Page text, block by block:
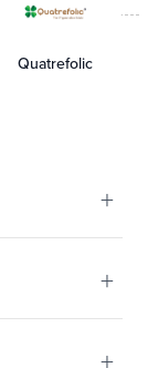
Quatrefolic
+
+